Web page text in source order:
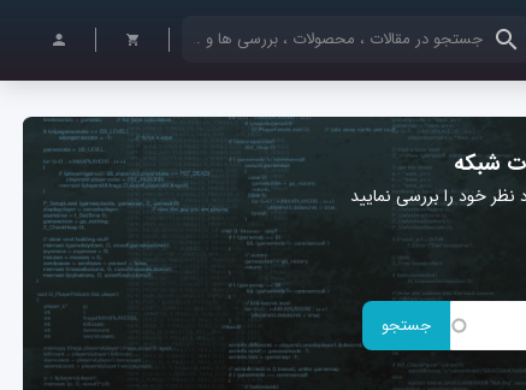
کلمات کلیدی خود را وارد کنید
شبکه
خود را بررسی نمایید